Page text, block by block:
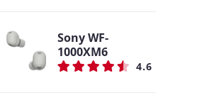
Sony WF-
1000XM6
4.6